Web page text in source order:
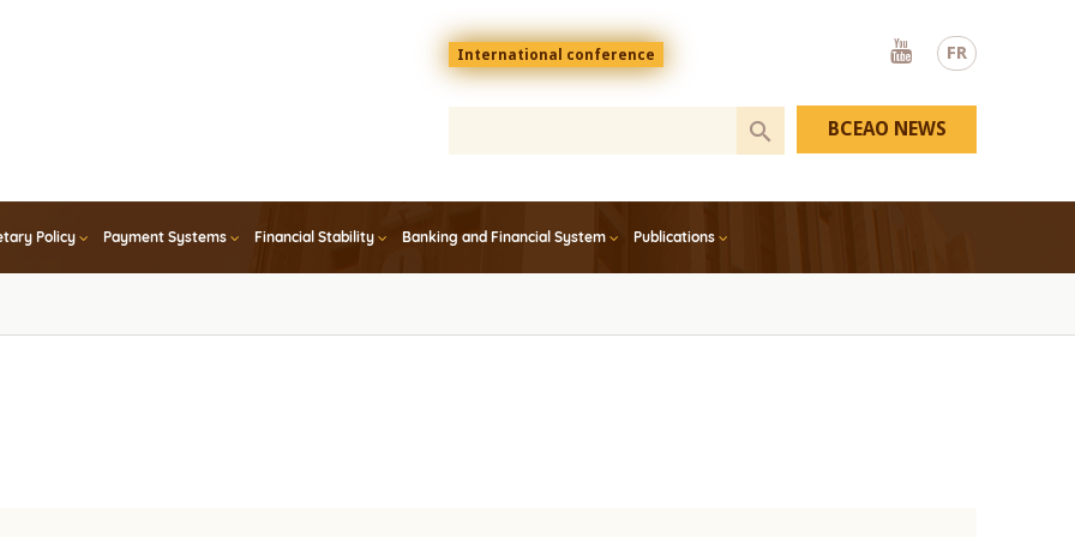
FR
Menu
top
En
International conference
Youtube
Policy Payment Systems Financial Stability Banking and Financial System Publications
BCEAO NEWS